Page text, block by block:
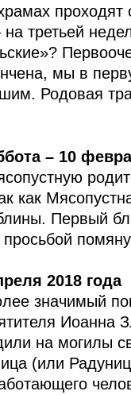
третьей
мы в
Родовая
– 10
как
Первый
2018 года
значимый
Иоанна
на могилы
(или